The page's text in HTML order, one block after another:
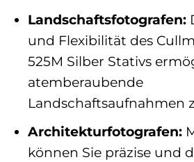
Landschaftsfotografen:
und Flexibilität des
525M Silber Stativs
atemberaubende
Landschaftsaufnahmen
Architekturfotografen:
können Sie präzise und